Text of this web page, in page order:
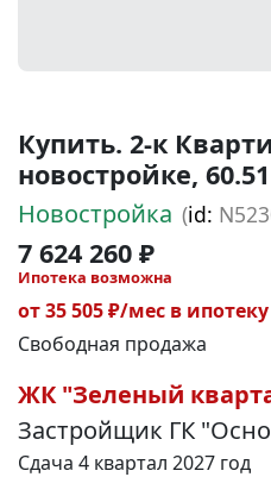
Купить. 2-к
новостройке,
Новостройка (id:
7 624 260 ₽
Ипотека возможна
от 35 505 ₽/мес в ипотеку
Свободная продажа
ЖК "Зеленый
Застройщик ГК
Сдача 4 квартал 2027 год